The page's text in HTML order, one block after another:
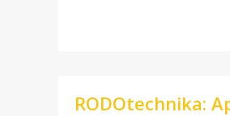
RODOtechnika: